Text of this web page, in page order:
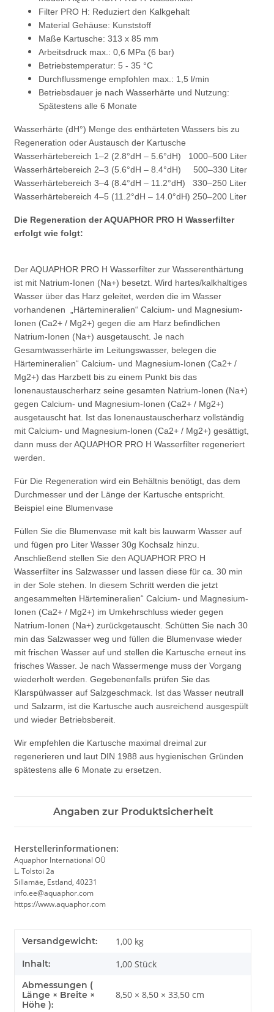
Filter PRO H: Reduziert den Kalkgehalt
Material Gehäuse: Kunststoff
Maße Kartusche: 313 x 85 mm
Arbeitsdruck max.: 0,6 MPa (6 bar)
Betriebstemperatur: 5 - 35 °C
Durchflussmenge empfohlen max.: 1,5 l/min
Betriebsdauer je nach Wasserhärte und Nutzung:
Spätestens alle 6 Monate
Wasserhärte (dH°) Menge des enthärteten Wassers bis zu
Regeneration oder Austausch der Kartusche
Wasserhärtebereich 1–2 (2.8°dH – 5.6°dH) 1000–500 Liter
Wasserhärtebereich 2–3 (5.6°dH – 8.4°dH) 500–330 Liter
Wasserhärtebereich 3–4 (8.4°dH – 11.2°dH) 330–250 Liter
Wasserhärtebereich 4–5 (11.2°dH – 14.0°dH) 250–200 Liter
Die Regeneration der AQUAPHOR PRO H Wasserfilter
erfolgt wie folgt:
Der AQUAPHOR PRO H Wasserfilter zur Wasserenthärtung
ist mit Natrium-Ionen (Na+) besetzt. Wird hartes/kalkhaltiges
Wasser über das Harz geleitet, werden die im Wasser
vorhandenen „Härtemineralien“ Calcium- und Magnesium-
Ionen (Ca2+ / Mg2+) gegen die am Harz befindlichen
Natrium-Ionen (Na+) ausgetauscht. Je nach
Gesamtwasserhärte im Leitungswasser, belegen die
Härtemineralien“ Calcium- und Magnesium-Ionen (Ca2+ /
Mg2+) das Harzbett bis zu einem Punkt bis das
Ionenaustauscherharz seine gesamten Natrium-Ionen (Na+)
gegen Calcium- und Magnesium-Ionen (Ca2+ / Mg2+)
ausgetauscht hat. Ist das Ionenaustauscherharz vollständig
mit Calcium- und Magnesium-Ionen (Ca2+ / Mg2+) gesättigt,
dann muss der AQUAPHOR PRO H Wasserfilter regeneriert
werden.
Für Die Regeneration wird ein Behältnis benötigt, das dem
Durchmesser und der Länge der Kartusche entspricht.
Beispiel eine Blumenvase
Füllen Sie die Blumenvase mit kalt bis lauwarm Wasser auf
und fügen pro Liter Wasser 30g Kochsalz hinzu.
Anschließend stellen Sie den AQUAPHOR PRO H
Wasserfilter ins Salzwasser und lassen diese für ca. 30 min
in der Sole stehen. In diesem Schritt werden die jetzt
angesammelten Härtemineralien“ Calcium- und Magnesium-
Ionen (Ca2+ / Mg2+) im Umkehrschluss wieder gegen
Natrium-Ionen (Na+) zurückgetauscht. Schütten Sie nach 30
min das Salzwasser weg und füllen die Blumenvase wieder
mit frischen Wasser auf und stellen die Kartusche erneut ins
frisches Wasser. Je nach Wassermenge muss der Vorgang
wiederholt werden. Gegebenenfalls prüfen Sie das
Klarspülwasser auf Salzgeschmack. Ist das Wasser neutrall
und Salzarm, ist die Kartusche auch ausreichend ausgespült
und wieder Betriebsbereit.
Wir empfehlen die Kartusche maximal dreimal zur
regenerieren und laut DIN 1988 aus hygienischen Gründen
spätestens alle 6 Monate zu ersetzen.
Angaben zur Produktsicherheit
Herstellerinformationen:
Aquaphor International OÜ
L. Tolstoi 2a
Sillamäe, Estland, 40231
info.ee@aquaphor.com
https://www.aquaphor.com
Versandgewicht: 1,00 kg
Inhalt: 1,00 Stück
Abmessungen (
Länge × Breite ×
Höhe ):
8,50 × 8,50 × 33,50 cm